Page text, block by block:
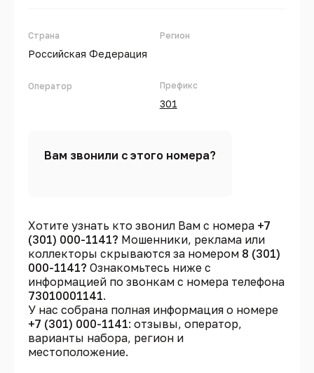
Страна
Российская Федерация
Оператор
Регион
Префикс
301
Вам звонили с этого номера?
Хотите узнать кто звонил Вам с номера +7
(301) 000-1141? Мошенники, реклама или
коллекторы скрываются за номером 8 (301)
000-1141? Ознакомьтесь ниже с
информацией по звонкам с номера телефона
73010001141.
У нас собрана полная информация о номере
+7 (301) 000-1141: отзывы, оператор,
варианты набора, регион и
местоположение.